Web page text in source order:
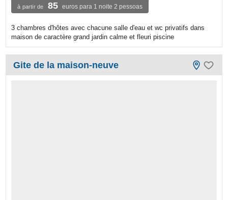
à partir de 85 euros para 1 noite 2 pessoas
3 chambres d'hôtes avec chacune salle d'eau et wc privatifs dans
maison de caractère grand jardin calme et fleuri piscine
Gite de la maison-neuve